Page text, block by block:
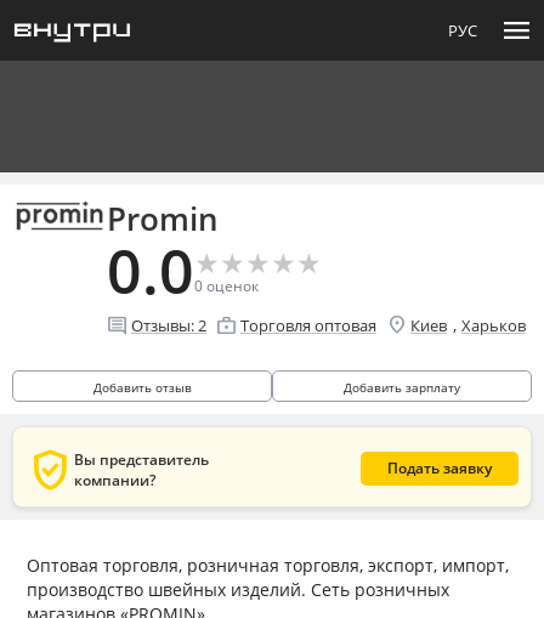
РУС menu
Promin
0.0★
★★
★★
★★
★★
★
0оценок
comment Отзывы:2 enterprise Торговля оптовая location_on Киев , Харьков
Добавить отзыв Добавить зарплату
verified_user Вы представитель
компании?
Подать заявку
Оптовая торговля, розничная торговля, экспорт, импорт,
производство швейных изделий. Сеть розничных